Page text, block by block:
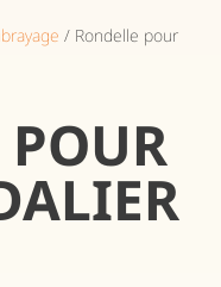
/ Rondelle pour